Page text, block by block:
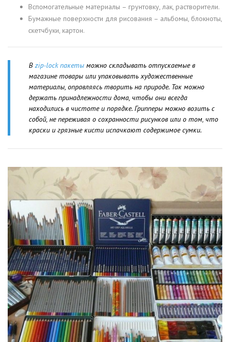
Вспомогательные материалы – грунтовку, лак, растворители.
Бумажные поверхности для рисования – альбомы, блокноты,
скетчбуки, картон.
В zip-lock пакеты можно складывать отпускаемые в
магазине товары или упаковывать художественные
материалы, оправляясь творить на природе. Так можно
держать принадлежности дома, чтобы они всегда
находились в чистоте и порядке. Грипперы можно возить с
собой, не переживая о сохранности рисунков или о том, что
краски и грязные кисти испачкают содержимое сумки.